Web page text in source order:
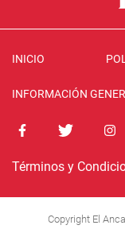
INICIO
INFORMACIÓN
Términos y
Copyright El